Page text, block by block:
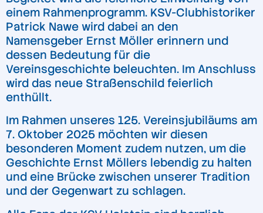
einem Rahmenprogramm. KSV-Clubhistoriker
Patrick Nawe wird dabei an den
Namensgeber Ernst Möller erinnern und
dessen Bedeutung für die
Vereinsgeschichte beleuchten. Im Anschluss
wird das neue Straßenschild feierlich
enthüllt.
Im Rahmen unseres 125. Vereinsjubiläums am
7. Oktober 2025 möchten wir diesen
besonderen Moment zudem nutzen, um die
Geschichte Ernst Möllers lebendig zu halten
und eine Brücke zwischen unserer Tradition
und der Gegenwart zu schlagen.